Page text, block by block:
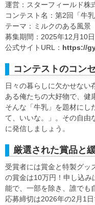
運営：スターフィールド株
コンテスト名：第2回「牛
テーマ：ミルクのある風景
募集期間：2025年12月10
公式サイトURL： https://
コンテストのコン
日々の暮らしに欠かせない
ある俺たちの大好物で、健
そんな「牛乳」を題材にし
て、いいな。」。その自由
に発信しましょう。
厳選された賞品と
受賞者には賞金と特製グッ
の賞金は10万円！申し込
能で、一部を除き、誰でも
応募締切は2026年の2月1